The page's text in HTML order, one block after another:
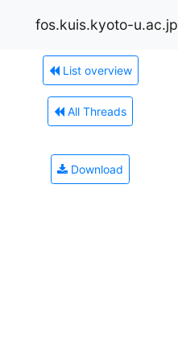
fos.kuis.kyoto-u.ac.jp
List overview
All Threads
Download